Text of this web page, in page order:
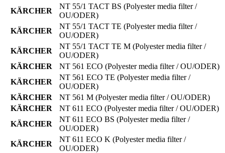
KÄRCHER
NT 55/1 TACT BS (Polyester media filter /
OU/ODER)
KÄRCHER
NT 55/1 TACT TE (Polyester media filter /
OU/ODER)
KÄRCHER
NT 55/1 TACT TE M (Polyester media filter /
OU/ODER)
KÄRCHER
NT 561 ECO (Polyester media filter / OU/ODER)
KÄRCHER
NT 561 ECO TE (Polyester media filter /
OU/ODER)
KÄRCHER
NT 561 M (Polyester media filter / OU/ODER)
KÄRCHER
NT 611 ECO (Polyester media filter / OU/ODER)
KÄRCHER
NT 611 ECO BS (Polyester media filter /
OU/ODER)
KÄRCHER
NT 611 ECO K (Polyester media filter /
OU/ODER)